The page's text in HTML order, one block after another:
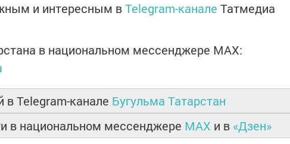
и интересным вTelegram-канале Татмедиа
в национальном мессенджере MАХ:
Telegram-канале Бугульма Татарстан
в национальном мессенджере MAX и в «Дзен»